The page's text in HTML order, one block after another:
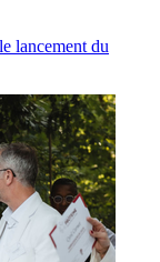
lancement du